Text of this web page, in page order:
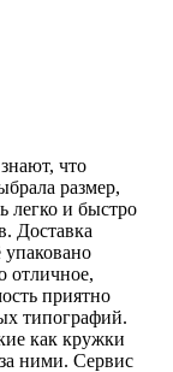
что
размер,
легко и быстро
Доставка
отличное,
приятно
типографий.
как кружки
ними. Сервис